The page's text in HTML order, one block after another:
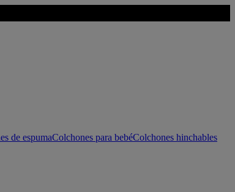
de espumaColchones para bebéColchones hinchables